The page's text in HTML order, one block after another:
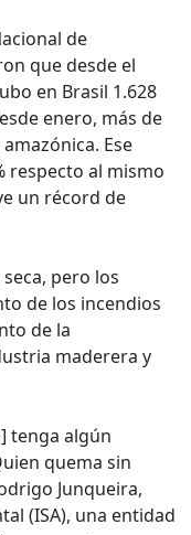
de
que desde el
en Brasil 1.628
enero, más de
Ese
respecto al mismo
un récord de
pero los
de los incendios
de la
maderera y
tenga algún
quema sin
Junqueira,
(ISA), una entidad